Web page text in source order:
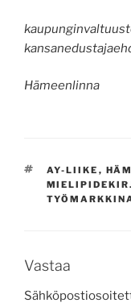
Hämeenlinna
AVAINSANAT
AY-LIIKE ,
Vastaa